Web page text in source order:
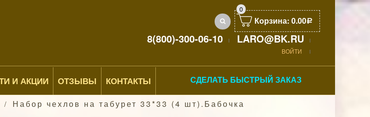
0
Корзина: 0.00Р
8(800)-300-06-10 LARO@BK.RU
ВОЙТИ
И АКЦИИ ОТЗЫВЫ КОНТАКТЫ СДЕЛАТЬ БЫСТРЫЙ ЗАКАЗ
/ Набор чехлов на табурет 33*33 (4 шт).Бабочка